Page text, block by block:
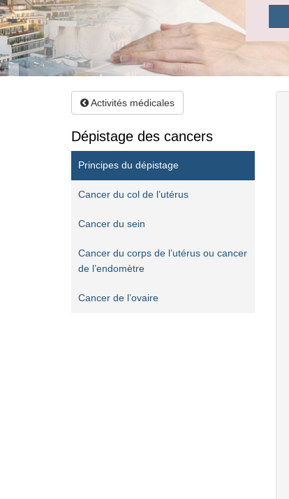
Activités médicales
Dépistage des cancers
Principes du dépistage
Cancer du col de l’utérus
Cancer du sein
Cancer du corps de l’utérus ou cancer
de l’endomètre
Cancer de l’ovaire